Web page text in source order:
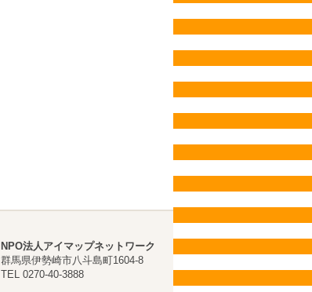
NPO法人アイマップネットワーク
群馬県伊勢崎市八斗島町1604-8
TEL 0270-40-3888